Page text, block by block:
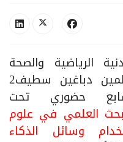
الرياضية والصحة
دباغين سطيف2
حضوري تحت
العلمي في علوم
وسائل الذكاء